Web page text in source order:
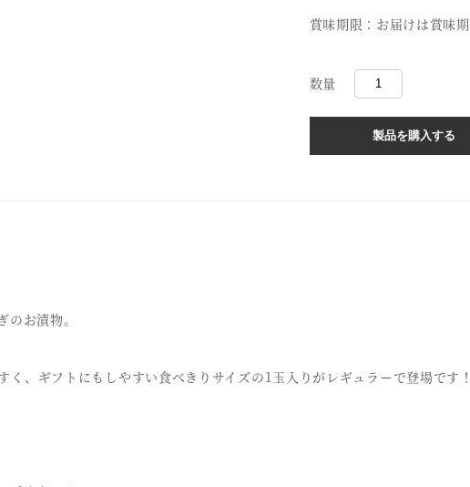
賞味期限：お届けは賞味
数量
お漬物。
く、ギフトにもしやすい食べきりサイズの1玉入りがレギュラーで登場です！